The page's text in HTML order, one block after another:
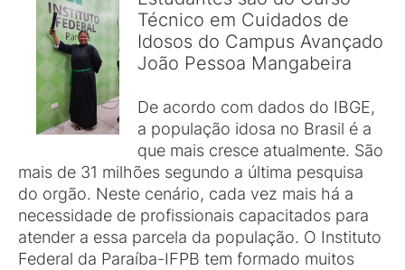
Técnico em Cuidados de
Idosos do Campus Avançado
João Pessoa Mangabeira
De acordo com dados do IBGE,
a população idosa no Brasil é a
que mais cresce atualmente. São
mais de 31 milhões segundo a última pesquisa
do orgão. Neste cenário, cada vez mais há a
necessidade de profissionais capacitados para
atender a essa parcela da população. O Instituto
Federal da Paraíba-IFPB tem formado muitos